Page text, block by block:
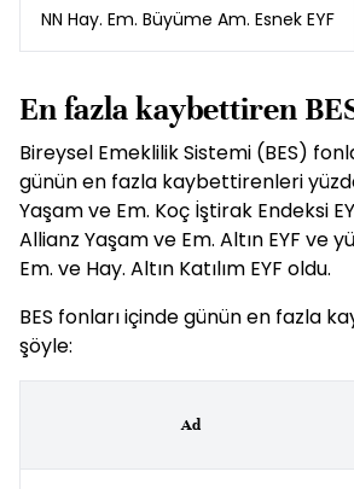
NN Hay. Em. Büyüme Am. Esnek EYF
En fazla kaybettiren
Bireysel Emeklilik Sistemi (BES)
günün en fazla kaybettirenleri
Yaşam ve Em. Koç İştirak Endeksi
Allianz Yaşam ve Em. Altın EYF ve
Em. ve Hay. Altın Katılım EYF oldu.
BES fonları içinde günün en fazla
şöyle:
Ad